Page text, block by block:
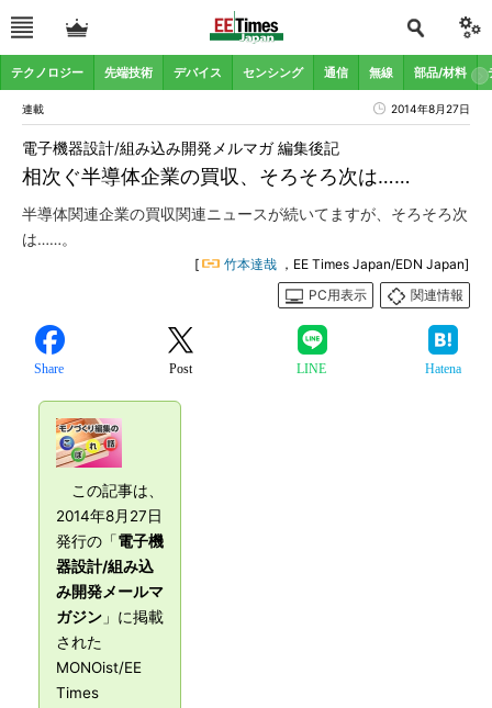
テクノロジー 先端技術 デバイス センシング 通信 無線 部品/材料
連載 2014年8月27日
相次ぐ半導体企業の買収、そろそろ次は……
電子機器設計/組み込み開発メルマガ 編集後記
半導体関連企業の買収関連ニュースが続いてますが、そろそろ次
は……。
[ 竹本達哉 ，EE Times Japan/EDN Japan]
PC用表示
関連情報
Share Post LINE Hatena
この記事は、
2014年8月27日
発行の「電子機
器設計/組み込
み開発メールマ
ガジン 」に掲載
された
MONOist/EE
Times